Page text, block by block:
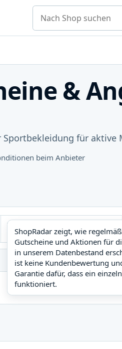
Nach Shop suchen
&
für aktive
beim Anbieter
ShopRadar
noch keine Daten
ShopRadar zeigt, wie
Gutscheine und Aktionen für
in unserem Datenbestand
ist keine Kundenbewertung
Garantie dafür, dass ein
funktioniert.
FAQ Ähnliche Shops